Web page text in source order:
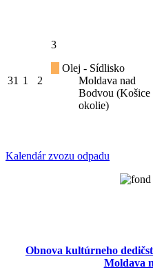
31 1 2
3
Olej - Sídlisko
Moldava nad
Bodvou (Košice
okolie)
Kalendár zvozu odpadu
Obnova kultúrneho
Moldava